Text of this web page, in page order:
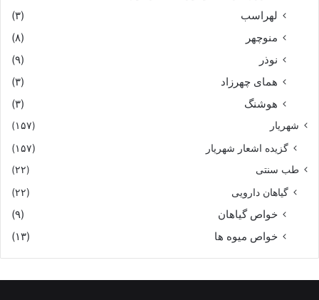
لهراسب
(۳)
منوچهر
(۸)
نوذر
(۹)
هماى چهرزاد
(۳)
هوشنگ
(۳)
شهریار (۱۵۷)
گزیده اشعار شهریار (۱۵۷)
طب سنتی (۲۲)
گیاهان دارویی (۲۲)
خواص گیاهان
(۹)
خواص میوه ها
(۱۳)